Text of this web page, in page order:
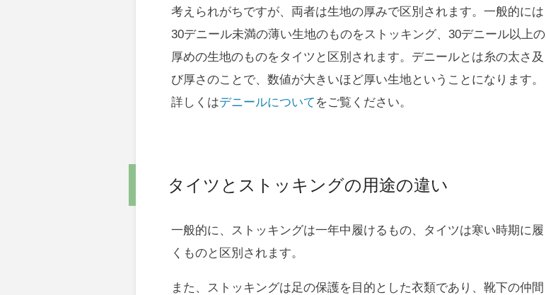
考えられがちですが、両者は生地の厚みで区別されます。一般的には
30デニール未満の薄い生地のものをストッキング、30デニール以上の
厚めの生地のものをタイツと区別されます。デニールとは糸の太さ及
び厚さのことで、数値が大きいほど厚い生地ということになります。
詳しくはデニールについて をご覧ください。
タイツとストッキングの用途の違い
一般的に、ストッキングは一年中履けるもの、タイツは寒い時期に履
くものと区別されます。
また、ストッキングは足の保護を目的とした衣類であり、靴下の仲間